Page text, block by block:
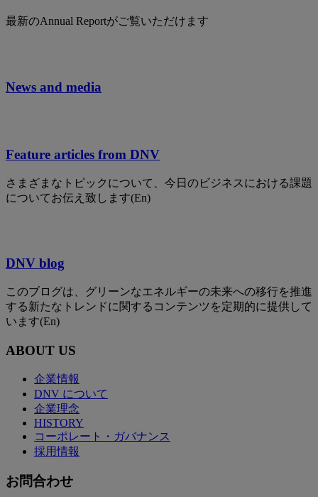
最新のAnnual Reportがご覧いただけます
News and media
Feature articles from DNV
さまざまなトピックについて、今日のビジネスにおける課題
についてお伝え致します(En)
DNV blog
このブログは、グリーンなエネルギーの未来への移行を推進
する新たなトレンドに関するコンテンツを定期的に提供して
います(En)
ABOUT US
企業情報
DNV について
企業理念
HISTORY
コーポレート・ガバナンス
採用情報
お問合わせ